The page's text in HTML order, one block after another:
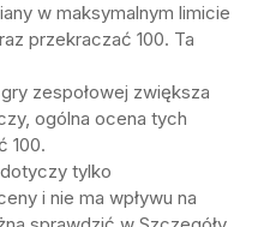
w maksymalnym limicie
przekraczać 100. Ta
zespołowej zwiększa
ogólna ocena tych
100.
tylko
i nie ma wpływu na